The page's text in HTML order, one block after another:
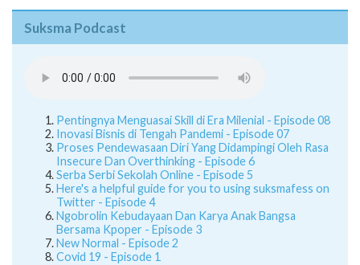
Suksma Podcast
Pentingnya Menguasai Skill di Era Milenial - Episode 08
Inovasi Bisnis di Tengah Pandemi - Episode 07
Proses Pendewasaan Diri Yang Didampingi Oleh Rasa
Insecure Dan Overthinking - Episode 6
Serba Serbi Sekolah Online - Episode 5
Here's a helpful guide for you to using suksmafess on
Twitter - Episode 4
Ngobrolin Kebudayaan Dan Karya Anak Bangsa
Bersama Kpoper - Episode 3
New Normal - Episode 2
Covid 19 - Episode 1